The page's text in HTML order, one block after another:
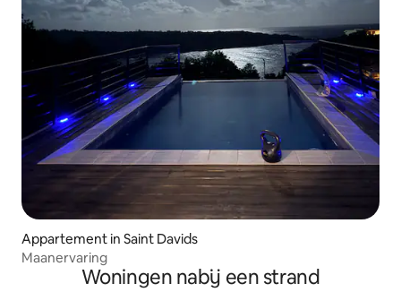
Appartement in Saint Davids
Maanervaring
Woningen nabij een strand